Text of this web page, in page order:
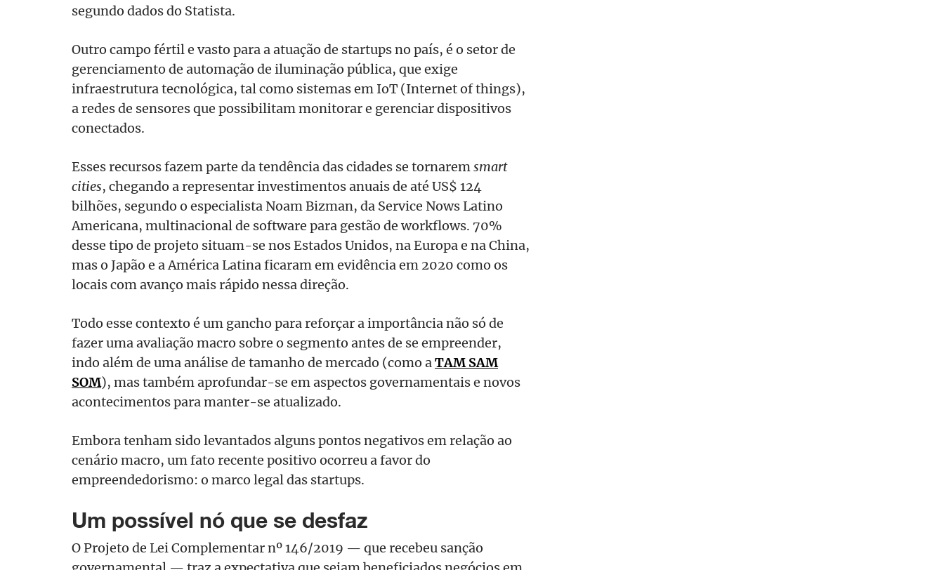
segundo dados do Statista.
Outro campo fértil e vasto para a atuação de startups no país, é o setor de
gerenciamento de automação de iluminação pública, que exige
infraestrutura tecnológica, tal como sistemas em IoT (Internet of things),
a redes de sensores que possibilitam monitorar e gerenciar dispositivos
conectados.
Esses recursos fazem parte da tendência das cidades se tornaremsmart
cities, chegando a representar investimentos anuais de até US$ 124
bilhões, segundo o especialista Noam Bizman, da Service Nows Latino
Americana, multinacional de software para gestão de workflows. 70%
desse tipo de projeto situam-se nos Estados Unidos, na Europa e na China,
mas o Japão e a América Latina ficaram em evidência em 2020 como os
locais com avanço mais rápido nessa direção.
Todo esse contexto é um gancho para reforçar a importância não só de
fazer uma avaliação macro sobre o segmento antes de se empreender,
indo além de uma análise de tamanho de mercado (como aTAM SAM
SOM), mas também aprofundar-se em aspectos governamentais e novos
acontecimentos para manter-se atualizado.
Embora tenham sido levantados alguns pontos negativos em relação ao
cenário macro, um fato recente positivo ocorreu a favor do
empreendedorismo: o marco legal das startups.
Um possível nó que se desfaz
O Projeto de Lei Complementar nº 146/2019 — que recebeu sanção